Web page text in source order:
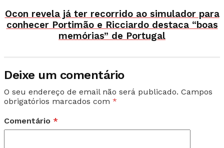
Ocon revela já ter recorrido ao simulador para
conhecer Portimão e Ricciardo destaca “boas
memórias” de Portugal
Deixe um comentário
O seu endereço de email não será publicado. Campos
obrigatórios marcados com *
Comentário *